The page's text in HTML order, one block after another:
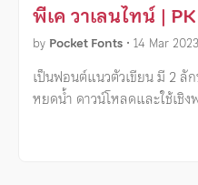
พีเค วาเลนไทน์ |
by Pocket Fonts • 14 Mar 2023
เป็นฟอนต์แนวตัวเขียน มี 2
หยดน้ำ ดาวน์โหลดและใช้เชิ